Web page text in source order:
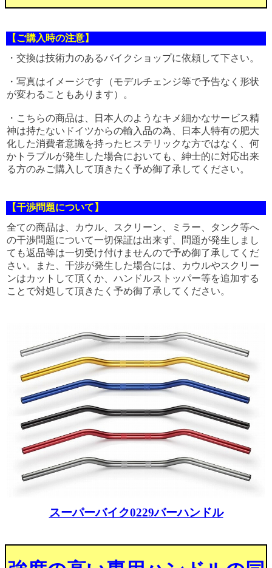
【ご購入時の注意】
・交換は技術力のあるバイクショップに依頼して下さい。
・写真はイメージです（モデルチェンジ等で予告なく形状
が変わることもあります）。
・こちらの商品は、日本人のようなキメ細かなサービス精
神は持たないドイツからの輸入品の為、日本人特有の肥大
化した消費者意識を持ったヒステリックな方ではなく、何
かトラブルが発生した場合においても、紳士的に対応出来
る方のみご購入して頂きたく予め御了承してください。
【干渉問題について】
全ての商品は、カウル、スクリーン、ミラー、タンク等へ
の干渉問題について一切保証は出来ず、問題が発生しまし
ても返品等は一切受け付けませんので予め御了承してくだ
さい。また、干渉が発生した場合には、カウルやスクリー
ンはカットして頂くか、ハンドルストッパー等を追加する
ことで対処して頂きたく予め御了承してください。
スーパーバイク0229バーハンドル